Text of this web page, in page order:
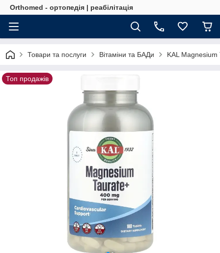
Orthomed - ортопедія | реабілітація
Товари та послуги Вітаміни та БАДи KAL Magnesium
Топ продажів